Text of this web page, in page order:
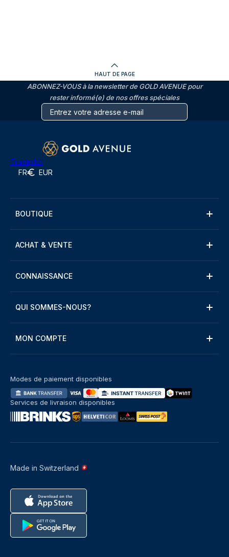
HAUT DE PAGE
ABONNEZ-VOUS à la newsletter de GOLD AVENUE pour
rester informé(e) de nos offres spéciales
Trustpilot
FR EUR
BOUTIQUE
ACHAT & VENTE
CONNAISSANCE
QUI SOMMES-NOUS?
MON COMPTE
Made in Switzerland
Modes de paiement disponibles
Services de livraison disponibles